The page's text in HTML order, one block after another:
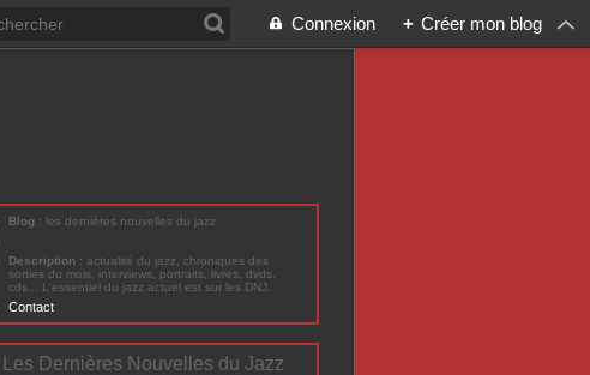
Connexion + Créer mon blog
Blog : les dernières nouvelles du jazz
Description : actualité du jazz, chroniques des
sorties du mois, interviews, portraits, livres, dvds,
cds... L'essentiel du jazz actuel est sur les DNJ.
Contact
Les Dernières Nouvelles du Jazz